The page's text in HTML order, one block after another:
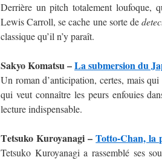
Derrière un pitch totalement loufoque,
Lewis Carroll, se cache une sorte de
classique qu’il n’y paraît.
Sakyo Komatsu –La submersion du
Un roman d’anticipation, certes, mais
qui veut connaître les peurs enfouies
lecture indispensable.
Tetsuko Kuroyanagi –Totto-Chan, la
Tetsuko Kuroyanagi a rassemblé ses